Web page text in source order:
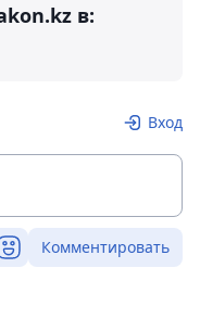
в:
Вход
Комментировать